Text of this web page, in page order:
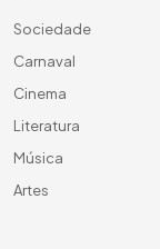
Sociedade
Carnaval
Cinema
Literatura
Música
Artes